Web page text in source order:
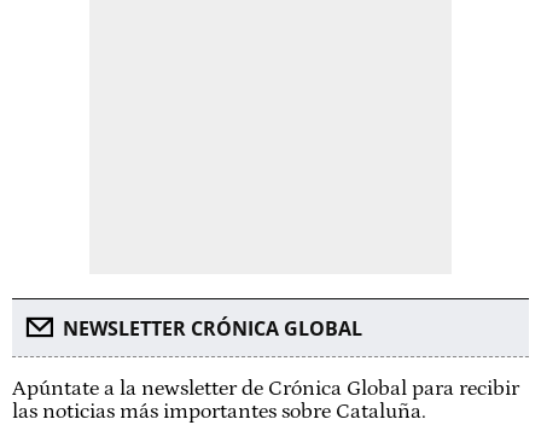
NEWSLETTER CRÓNICA GLOBAL
Apúntate a la newsletter de Crónica Global para recibir
las noticias más importantes sobre Cataluña.